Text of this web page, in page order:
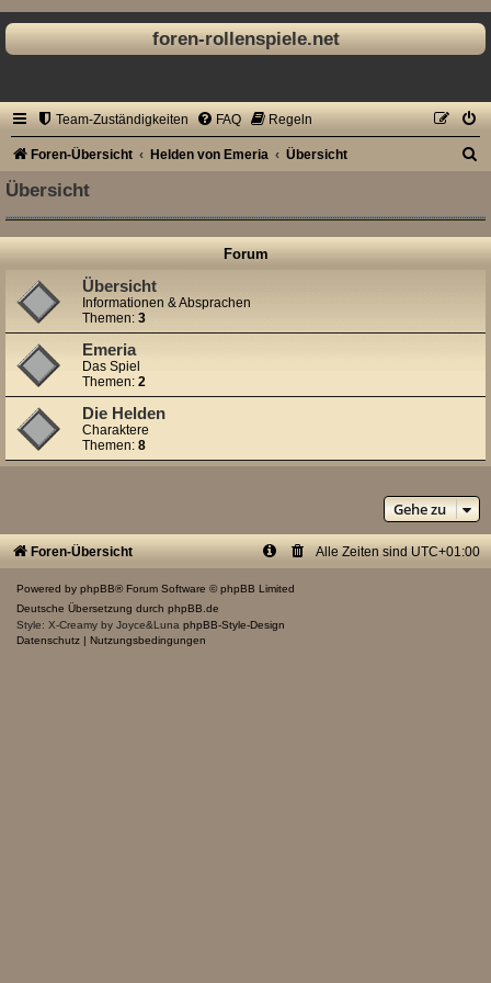
foren-rollenspiele.net
Team-Zuständigkeiten FAQ Regeln
Foren-Übersicht Helden von Emeria Übersicht
h
Übersicht
Forum
Übersicht
Informationen & Absprachen
Themen: 3
Emeria
Das Spiel
Themen: 2
Die Helden
Charaktere
Themen: 8
Gehe zu
Foren-Übersicht Alle Zeiten sind UTC+01:00
Powered by phpBB® Forum Software © phpBB Limited
Deutsche Übersetzung durch phpBB.de
Style: X-Creamy by Joyce&Luna phpBB-Style-Design
Datenschutz | Nutzungsbedingungen